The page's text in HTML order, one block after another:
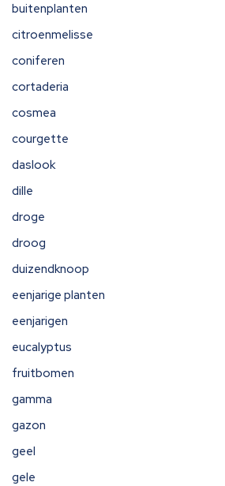
buitenplanten
citroenmelisse
coniferen
cortaderia
cosmea
courgette
daslook
dille
droge
droog
duizendknoop
eenjarige planten
eenjarigen
eucalyptus
fruitbomen
gamma
gazon
geel
gele